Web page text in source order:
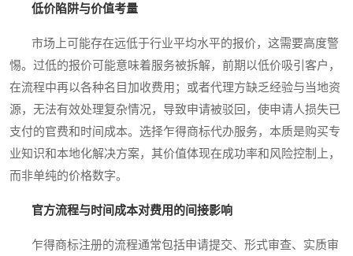
低价陷阱与价值考量
市场上可能存在远低于行业平均水平的报价，这需要高度警
惕。过低的报价可能意味着服务被拆解，前期以低价吸引客户，
在流程中再以各种名目加收费用；或者代理方缺乏经验与当地资
源，无法有效处理复杂情况，导致申请被驳回，使申请人损失已
支付的官费和时间成本。选择乍得商标代办服务，本质是购买专
业知识和本地化解决方案，其价值体现在成功率和风险控制上，
而非单纯的价格数字。
官方流程与时间成本对费用的间接影响
乍得商标注册的流程通常包括申请提交、形式审查、实质审